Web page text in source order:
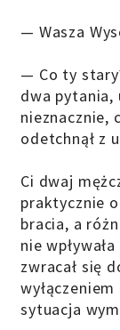
— Wasza
— Co ty
dwa pytania,
nieznacznie,
odetchnął z
Ci dwaj
praktycznie
bracia, a
nie
zwracał się
sytuacja